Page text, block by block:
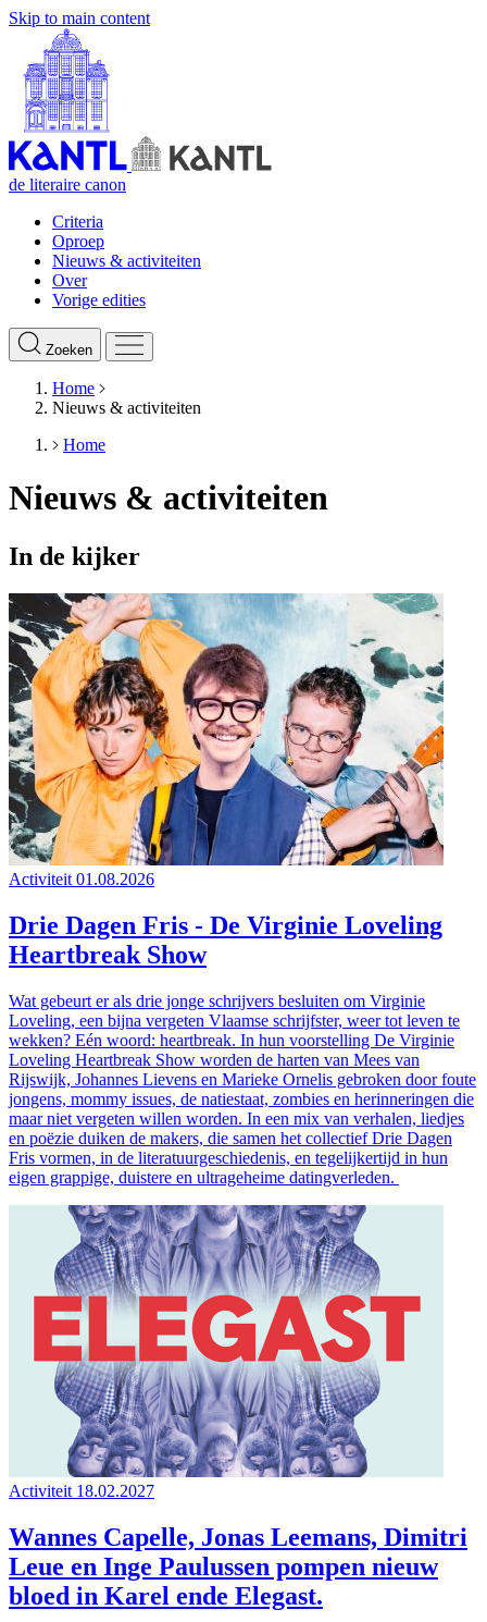
Skip to main content
de literaire canon
Criteria
Oproep
Nieuws & activiteiten
Over
Vorige edities
Zoeken
Home
Nieuws & activiteiten
Home
Nieuws & activiteiten
In de kijker
Activiteit 01.08.2026
Drie Dagen Fris - De Virginie Loveling
Heartbreak Show
Wat gebeurt er als drie jonge schrijvers besluiten om Virginie
Loveling, een bijna vergeten Vlaamse schrijfster, weer tot leven te
wekken? Eén woord: heartbreak. In hun voorstelling De Virginie
Loveling Heartbreak Show worden de harten van Mees van
Rijswijk, Johannes Lievens en Marieke Ornelis gebroken door foute
jongens, mommy issues, de natiestaat, zombies en herinneringen die
maar niet vergeten willen worden. In een mix van verhalen, liedjes
en poëzie duiken de makers, die samen het collectief Drie Dagen
Fris vormen, in de literatuurgeschiedenis, en tegelijkertijd in hun
eigen grappige, duistere en ultrageheime datingverleden.
Activiteit 18.02.2027
Wannes Capelle, Jonas Leemans, Dimitri
Leue en Inge Paulussen pompen nieuw
bloed in Karel ende Elegast.